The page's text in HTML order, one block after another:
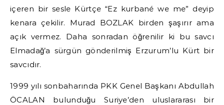
içeren bir sesle Kürtçe “Ez kurbané we me” deyip
kenara çekilir. Murad BOZLAK birden şaşırır ama
açık vermez. Daha sonradan öğrenilir ki bu savcı
Elmadağ’a sürgün gönderilmiş Erzurum’lu Kürt bir
savcıdır.
1999 yılı sonbaharında PKK Genel Başkanı Abdullah
ÖCALAN bulunduğu Suriye’den uluslararası bir